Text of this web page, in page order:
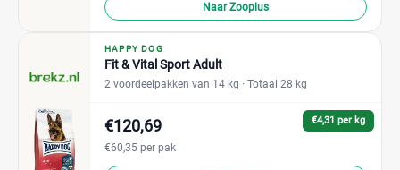
Naar Zooplus
HAPPY DOG
Fit & Vital Sport Adult
2 voordeelpakken van 14 kg · Totaal 28 kg
€4,31 per kg
€120,69
€60,35 per pak